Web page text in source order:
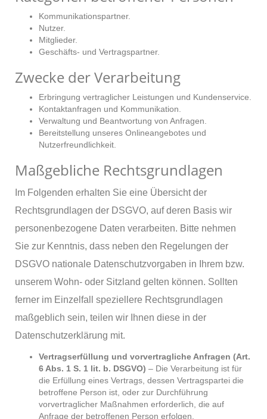
Kommunikationspartner.
Nutzer.
Mitglieder.
Geschäfts- und Vertragspartner.
Zwecke der Verarbeitung
Erbringung vertraglicher Leistungen und Kundenservice.
Kontaktanfragen und Kommunikation.
Verwaltung und Beantwortung von Anfragen.
Bereitstellung unseres Onlineangebotes und
Nutzerfreundlichkeit.
Maßgebliche Rechtsgrundlagen
Im Folgenden erhalten Sie eine Übersicht der
Rechtsgrundlagen der DSGVO, auf deren Basis wir
personenbezogene Daten verarbeiten. Bitte nehmen
Sie zur Kenntnis, dass neben den Regelungen der
DSGVO nationale Datenschutzvorgaben in Ihrem bzw.
unserem Wohn- oder Sitzland gelten können. Sollten
ferner im Einzelfall speziellere Rechtsgrundlagen
maßgeblich sein, teilen wir Ihnen diese in der
Datenschutzerklärung mit.
Vertragserfüllung und vorvertragliche Anfragen (Art.
6 Abs. 1 S. 1 lit. b. DSGVO) – Die Verarbeitung ist für
die Erfüllung eines Vertrags, dessen Vertragspartei die
betroffene Person ist, oder zur Durchführung
vorvertraglicher Maßnahmen erforderlich, die auf
Anfrage der betroffenen Person erfolgen.